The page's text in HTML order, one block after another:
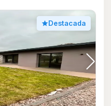
Destacada